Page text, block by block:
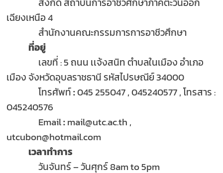
เฉียงเหนือ 4
สำนักงานคณะกรรมการการอาชีวศึกษา
ที่อยู่
เลขที่ : 5 ถนน เเจ้งสนิท ตำบลในเมือง อำเภอ
เมือง จังหวัดอุบลราชธานี รหัสไปรษณีย์ 34000
โทรศัพท์:045 255047 , 045240577 , โทรสาร :
045240576
Email:mail@utc.ac.th ,
utcubon@hotmail.com
เวลาทำการ
วันจันทร์ – วันศุกร์ 8am to 5pm